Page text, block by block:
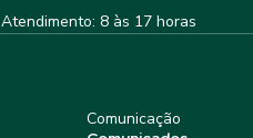
Atendimento: 8 às 17 horas
Comunicação